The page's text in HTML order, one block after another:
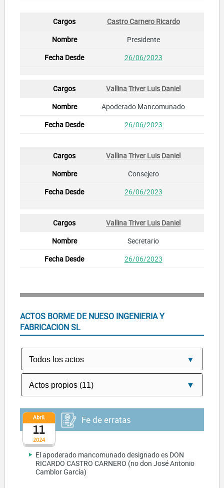
Castro Carnero Ricardo
Presidente
26/06/2023
Vallina Triver Luis Daniel
Apoderado Mancomunado
26/06/2023
Vallina Triver Luis Daniel
Consejero
26/06/2023
Vallina Triver Luis Daniel
Secretario
26/06/2023
ACTOS BORME DE NUESO INGENIERIA Y
FABRICACION SL
2024
Abril
11
Fe de erratas
El apoderado mancomunado designado es DON
RICARDO CASTRO CARNERO (no don José Antonio
Camblor García)